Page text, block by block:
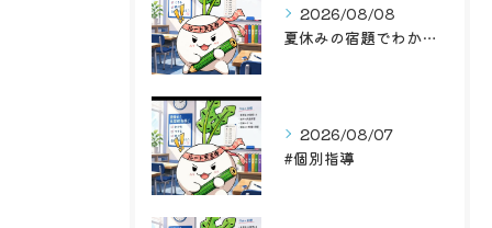
2026/08/08
夏休みの宿題でわかる？子どもの苦手を見つける、お盆休みの勉強法3ステップ
2026/08/07
#個別指導